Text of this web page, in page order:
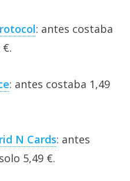
: antes costaba
: antes costaba 1,49
N Cards: antes
5,49 €.